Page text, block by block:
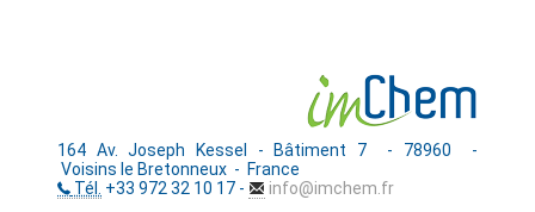
164 Av. Joseph Kessel - Bâtiment 7 - 78960 -
Voisins le Bretonneux - France
Tél. +33 972 32 10 17 -